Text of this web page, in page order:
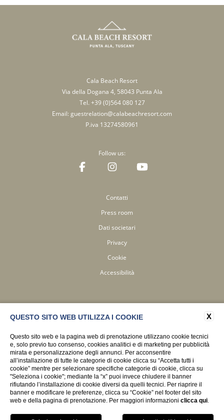
Cala Beach Resort
Via della Dogana 4, 58043 Punta Ala
Tel. +39 (0)564 080 127
Email: guestrelation@calabeachresort.com
P.iva 13274580961
Follow us:
Contatti
Press room
Dati societari
Privacy
Cookie
Accessibilità
WEBSITE BY BLASTNESS
X
QUESTO SITO WEB UTILIZZA I COOKIE
Questo sito web e la pagina web di prenotazione utilizzano cookie tecnici
e, solo previo tuo consenso, cookies analitici e di marketing per pubblicità
mirata e personalizzazione degli annunci. Per acconsentire
all’installazione di tutte le categorie di cookie clicca su “Accetta tutti i
cookie” mentre per selezionare specifiche categorie di cookie, clicca su
"Seleziona i cookie"; mediante la “x” puoi invece chiudere il banner
rifiutando l’installazione di cookie diversi da quelli tecnici. Per riaprire il
banner e modificare le preferenze, clicca su “Cookie” nel footer del sito
web e della pagina di prenotazione. Per maggiori informazioni clicca qui.